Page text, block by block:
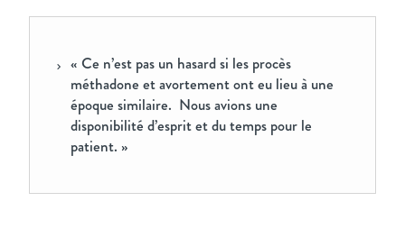
« Ce n’est pas un hasard si les procès
méthadone et avortement ont eu lieu à une
époque similaire. Nous avions une
disponibilité d’esprit et du temps pour le
patient. »